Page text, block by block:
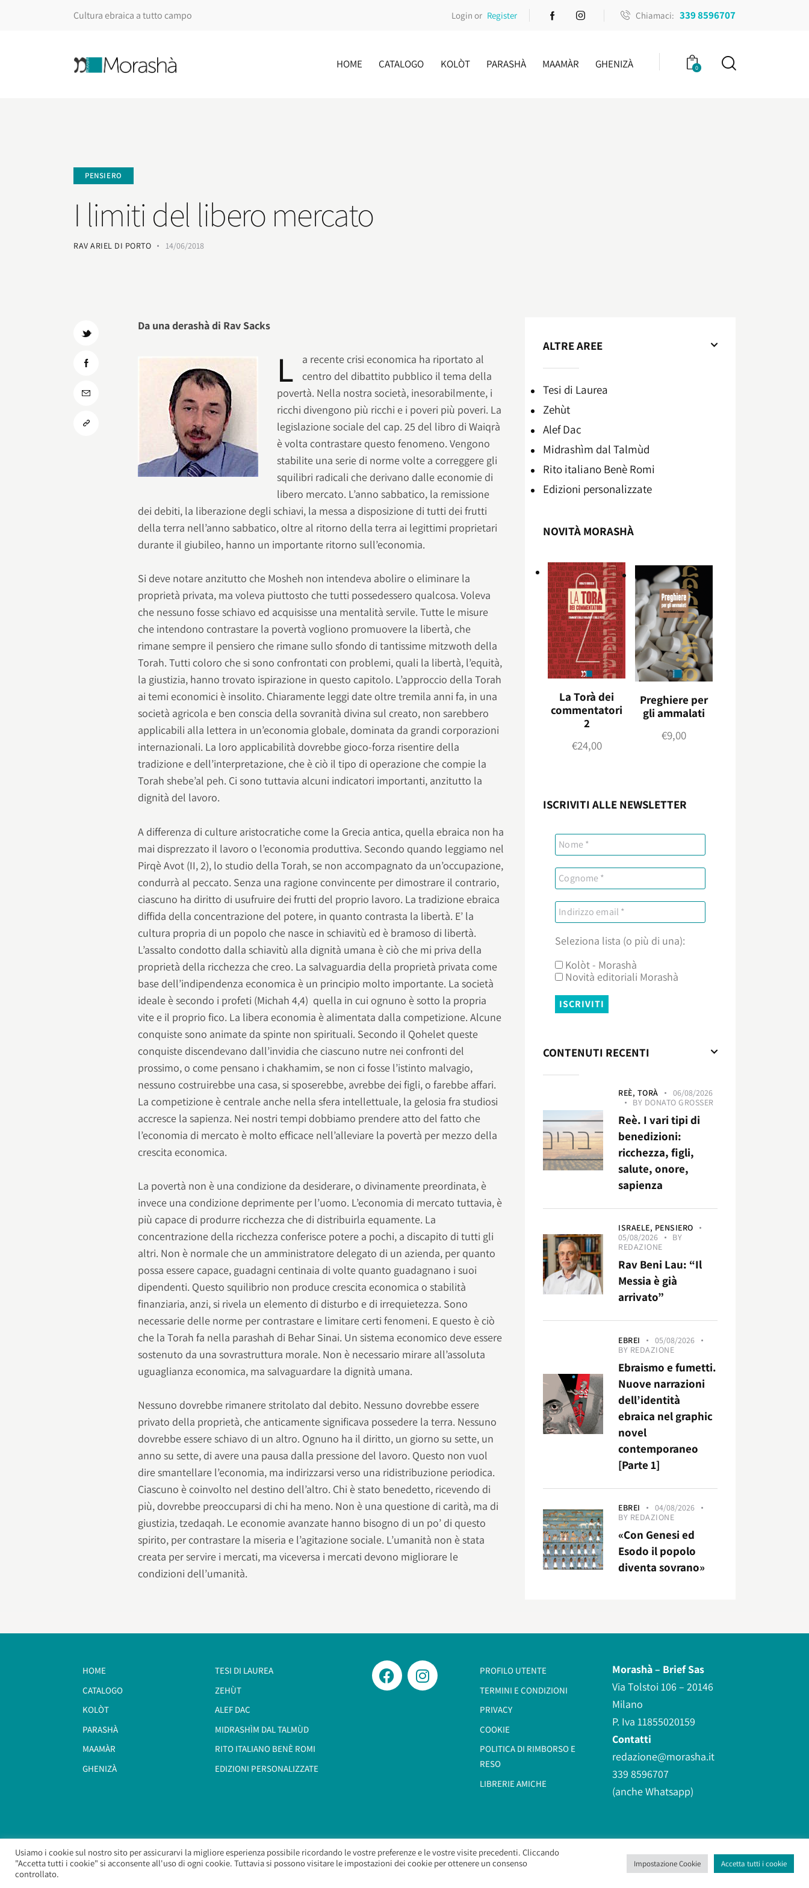
Cultura ebraica a tutto campo Login or Register Chiamaci: 339 8596707
HOME CATALOGO KOLÒT PARASHÀ MAAMÀR GHENIZÀ 0
PENSIERO
I limiti del libero mercato
RAV ARIEL DI PORTO 14/06/2018
Da una derashà di Rav Sacks
L
a recente crisi economica ha riportato al
centro del dibattito pubblico il tema della
povertà. Nella nostra società, inesorabilmente, i
ricchi divengono più ricchi e i poveri più poveri. La
legislazione sociale del cap. 25 del libro di Waiqrà
è volta contrastare questo fenomeno. Vengono
stabilite una serie di norme volte a correggere gli
squilibri radicali che derivano dalle economie di
libero mercato. L’anno sabbatico, la remissione
dei debiti, la liberazione degli schiavi, la messa a disposizione di tutti dei frutti
della terra nell’anno sabbatico, oltre al ritorno della terra ai legittimi proprietari
durante il giubileo, hanno un importante ritorno sull’economia.
Si deve notare anzitutto che Mosheh non intendeva abolire o eliminare la
proprietà privata, ma voleva piuttosto che tutti possedessero qualcosa. Voleva
che nessuno fosse schiavo ed acquisisse una mentalità servile. Tutte le misure
che intendono contrastare la povertà vogliono promuovere la libertà, che
rimane sempre il pensiero che rimane sullo sfondo di tantissime mitzwoth della
Torah. Tutti coloro che si sono confrontati con problemi, quali la libertà, l’equità,
la giustizia, hanno trovato ispirazione in questo capitolo. L’approccio della Torah
ai temi economici è insolito. Chiaramente leggi date oltre tremila anni fa, in una
società agricola e ben conscia della sovranità divina sul creato, non sarebbero
applicabili alla lettera in un’economia globale, dominata da grandi corporazioni
internazionali. La loro applicabilità dovrebbe gioco-forza risentire della
tradizione e dell’interpretazione, che è ciò il tipo di operazione che compie la
Torah shebe’al peh. Ci sono tuttavia alcuni indicatori importanti, anzitutto la
dignità del lavoro.
A differenza di culture aristocratiche come la Grecia antica, quella ebraica non ha
mai disprezzato il lavoro o l’economia produttiva. Secondo quando leggiamo nel
Pirqè Avot (II, 2), lo studio della Torah, se non accompagnato da un’occupazione,
condurrà al peccato. Senza una ragione convincente per dimostrare il contrario,
ciascuno ha diritto di usufruire dei frutti del proprio lavoro. La tradizione ebraica
diffida della concentrazione del potere, in quanto contrasta la libertà. E’ la
cultura propria di un popolo che nasce in schiavitù ed è bramoso di libertà.
L’assalto condotto dalla schiavitù alla dignità umana è ciò che mi priva della
proprietà della ricchezza che creo. La salvaguardia della proprietà privata come
base dell’indipendenza economica è un principio molto importante. La società
ideale è secondo i profeti (Michah 4,4) quella in cui ognuno è sotto la propria
vite e il proprio fico. La libera economia è alimentata dalla competizione. Alcune
conquiste sono animate da spinte non spirituali. Secondo il Qohelet queste
conquiste discendevano dall’invidia che ciascuno nutre nei confronti del
prossimo, o come pensano i chakhamim, se non ci fosse l’istinto malvagio,
nessuno costruirebbe una casa, si sposerebbe, avrebbe dei figli, o farebbe affari.
La competizione è centrale anche nella sfera intellettuale, la gelosia fra studiosi
accresce la sapienza. Nei nostri tempi dobbiamo prendere atto del fatto che
l’economia di mercato è molto efficace nell’alleviare la povertà per mezzo della
crescita economica.
La povertà non è una condizione da desiderare, o divinamente preordinata, è
invece una condizione deprimente per l’uomo. L’economia di mercato tuttavia, è
più capace di produrre ricchezza che di distribuirla equamente. La
concentrazione della ricchezza conferisce potere a pochi, a discapito di tutti gli
altri. Non è normale che un amministratore delegato di un azienda, per quanto
possa essere capace, guadagni centinaia di volte quanto guadagnano i suoi
dipendenti. Questo squilibrio non produce crescita economica o stabilità
finanziaria, anzi, si rivela un elemento di disturbo e di irrequietezza. Sono
necessarie delle norme per contrastare e limitare certi fenomeni. E questo è ciò
che la Torah fa nella parashah di Behar Sinai. Un sistema economico deve essere
sostenuto da una sovrastruttura morale. Non è necessario mirare all’assoluta
uguaglianza economica, ma salvaguardare la dignità umana.
Nessuno dovrebbe rimanere stritolato dal debito. Nessuno dovrebbe essere
privato della proprietà, che anticamente significava possedere la terra. Nessuno
dovrebbe essere schiavo di un altro. Ognuno ha il diritto, un giorno su sette, un
anno su sette, di avere una pausa dalla pressione del lavoro. Questo non vuol
dire smantellare l’economia, ma indirizzarsi verso una ridistribuzione periodica.
Ciascuno è coinvolto nel destino dell’altro. Chi è stato benedetto, ricevendo di
più, dovrebbe preoccuparsi di chi ha meno. Non è una questione di carità, ma di
giustizia, tzedaqah. Le economie avanzate hanno bisogno di un po’ di questo
spirito, per contrastare la miseria e l’agitazione sociale. L’umanità non è stata
creata per servire i mercati, ma viceversa i mercati devono migliorare le
condizioni dell’umanità.
ALTRE AREE
Tesi di Laurea
Zehùt
Alef Dac
Midrashìm dal Talmùd
Rito italiano Benè Romi​
Edizioni personalizzate
NOVITÀ MORASHÀ
La Torà dei
commentatori
2
€24,00
Preghiere per
gli ammalati
€9,00
ISCRIVITI ALLE NEWSLETTER
Seleziona lista (o più di una):
Kolòt - Morashà
Novità editoriali Morashà
CONTENUTI RECENTI
REÈ, TORÀ
06/08/2026
BY DONATO GROSSER
Reè. I vari tipi di
benedizioni:
ricchezza, figli,
salute, onore,
sapienza
ISRAELE, PENSIERO
05/08/2026
BY
REDAZIONE
Rav Beni Lau: “Il
Messia è già
arrivato”
EBREI
05/08/2026
BY REDAZIONE
Ebraismo e fumetti.
Nuove narrazioni
dell’identità
ebraica nel graphic
novel
contemporaneo
[Parte 1]
EBREI
04/08/2026
BY REDAZIONE
«Con Genesi ed
Esodo il popolo
diventa sovrano»
HOME
CATALOGO
KOLÒT
PARASHÀ
MAAMÀR
GHENIZÀ
TESI DI LAUREA
ZEHÙT
ALEF DAC
MIDRASHÌM DAL TALMÙD
RITO ITALIANO BENÈ ROMI​
EDIZIONI PERSONALIZZATE
PROFILO UTENTE
TERMINI E CONDIZIONI
PRIVACY
COOKIE
POLITICA DI RIMBORSO E
RESO
LIBRERIE AMICHE
Morashà – Brief Sas
Via Tolstoi 106 – 20146
Milano
P. Iva 11855020159
Contatti
redazione@morasha.it
339 8596707
(anche Whatsapp)
Morashà – Brief Sas– Copyright 2026. All Rights Reserved.
Usiamo i cookie sul nostro sito per assicurarvi la migliore esperienza possibile ricordando le vostre preferenze e le vostre visite precedenti. Cliccando
"Accetta tutti i cookie" si acconsente all'uso di ogni cookie. Tuttavia si possono visitare le impostazioni dei cookie per ottenere un consenso
controllato.
Impostazione Cookie Accetta tutti i cookie